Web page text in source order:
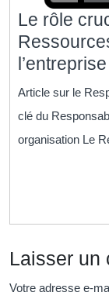
Le rôle
Article sur le
clé du
organisation Le
Laisser un
Votre adresse e-